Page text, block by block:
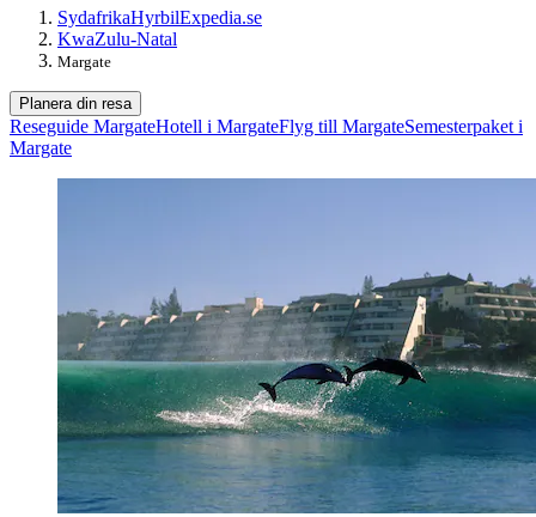
SydafrikaHyrbilExpedia.se
KwaZulu-Natal
Margate
Planera din resa
Reseguide MargateHotell i MargateFlyg till MargateSemesterpaket i
Margate